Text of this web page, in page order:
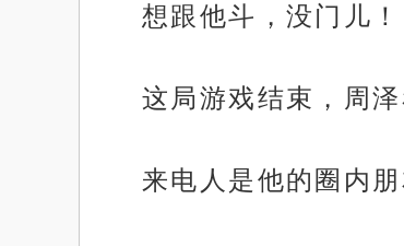
想跟他斗，没门儿！
这局游戏结束，周
来电人是他的圈内朋